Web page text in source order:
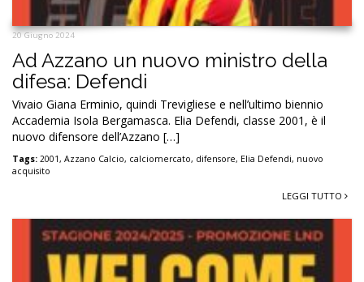
20 Giugno 2024
Ad Azzano un nuovo ministro della
difesa: Defendi
Vivaio Giana Erminio, quindi Trevigliese e nell’ultimo biennio
Accademia Isola Bergamasca. Elia Defendi, classe 2001, è il
nuovo difensore dell’Azzano […]
Tags: 2001, Azzano Calcio, calciomercato, difensore, Elia Defendi, nuovo
acquisito
LEGGI TUTTO